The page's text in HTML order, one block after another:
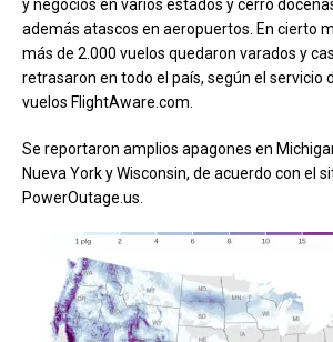
y negocios en varios estados y cerró
además atascos en aeropuertos. En cierto
más de 2.000 vuelos quedaron varados y
retrasaron en todo el país, según el servicio
vuelos FlightAware.com.
Se reportaron amplios apagones en
Nueva York y Wisconsin, de acuerdo con el
PowerOutage.us.